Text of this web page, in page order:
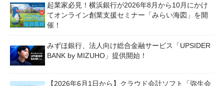
起業家必見！横浜銀行が2026年8月から10月にかけ
てオンライン創業支援セミナー「みらい海図」を開
催！
みずほ銀行、法人向け総合金融サービス「UPSIDER
BANK by MIZUHO」提供開始！
【2026年6月1日から】クラウド会計ソフト「弥生会